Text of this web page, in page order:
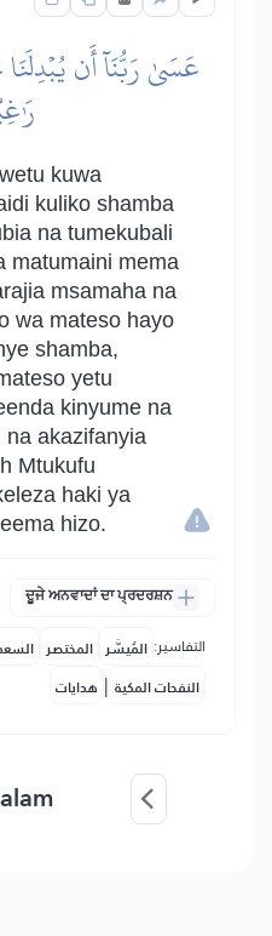
عَسَىٰ رَبُّنَآ أَن يُبۡدِلَنَا
kuwa
kuliko shamba
na tumekubali
matumaini mema
msamaha na
wa mateso hayo
shamba,
yetu
kinyume na
na akazifanyia
Mtukufu
haki ya
hizo.
ਦੂਜੇ ਅਨਵਾਦਾਂ ਦਾ ਪ੍ਰਦਰਸ਼ਨ
التفاسير: المُيسَّر المختصر
النفحات المكية | هدايات